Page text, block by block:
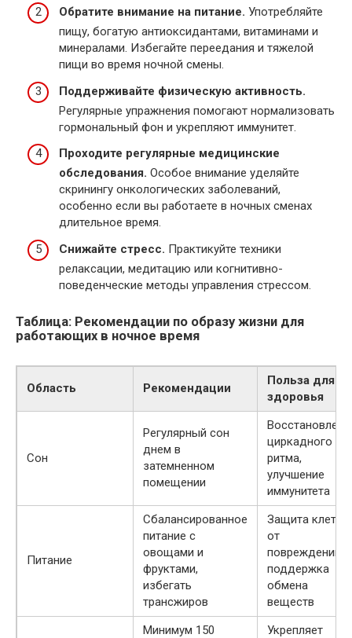
Обратите внимание на питание. Употребляйте
пищу, богатую антиоксидантами, витаминами и
минералами. Избегайте переедания и тяжелой
пищи во время ночной смены.
Поддерживайте физическую активность.
Регулярные упражнения помогают нормализовать
гормональный фон и укрепляют иммунитет.
Проходите регулярные медицинские
обследования. Особое внимание уделяйте
скринингу онкологических заболеваний,
особенно если вы работаете в ночных сменах
длительное время.
Снижайте стресс. Практикуйте техники
релаксации, медитацию или когнитивно-
поведенческие методы управления стрессом.
Таблица: Рекомендации по образу жизни для
работающих в ночное время
Область Рекомендации
Польза для
здоровья
Сон
Регулярный сон
днем в
затемненном
помещении
циркадного
ритма,
улучшение
иммунитета
Питание
Сбалансированное
питание с
овощами и
фруктами,
избегать
трансжиров
Защита клеток
от
повреждений,
поддержка
обмена
веществ
Минимум 150
Укрепляет